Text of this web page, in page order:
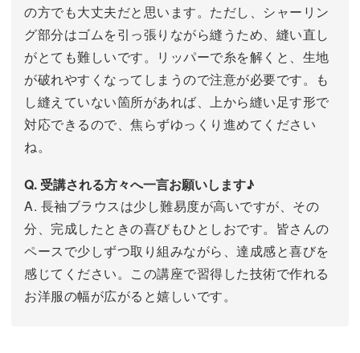
の方でも大丈夫だと思います。ただし、シャーリン
グ部分はゴムを引っ張りながら縫うため、縫い直し
がとても難しいです。リッパーで糸を解くと、生地
が破れやすくなってしまうので注意が必要です。も
し縫えていない箇所があれば、上から縫い足す形で
対応できるので、焦らずゆっくり進めてください
ね。
Q. 受講される方々へ一言お願いします♪
A. 長袖ブラウスは少し難易度が高いですが、その
分、完成したときの喜びもひとしおです。皆さんの
ペースで少しずつ取り組みながら、達成感と喜びを
感じてください。この講座で習得した技術で作れる
お洋服の幅が広がると嬉しいです。